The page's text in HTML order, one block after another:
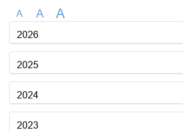
A A A
2026
2025
2024
2023